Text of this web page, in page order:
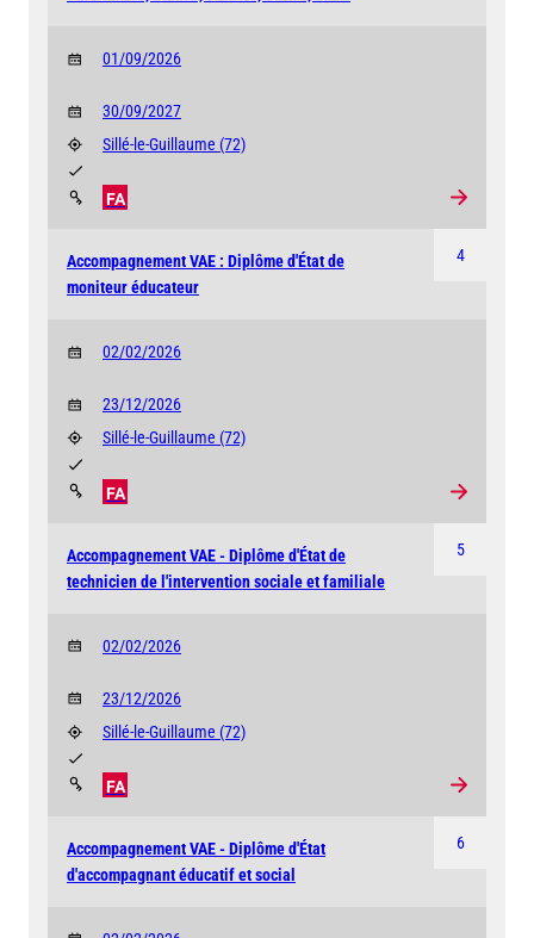
01/09/2026
30/09/2027
Sillé-le-Guillaume (72)
FA
4
Accompagnement VAE : Diplôme d'État de
moniteur éducateur
02/02/2026
23/12/2026
Sillé-le-Guillaume (72)
FA
5
Accompagnement VAE - Diplôme d'État de
technicien de l'intervention sociale et familiale
02/02/2026
23/12/2026
Sillé-le-Guillaume (72)
FA
6
Accompagnement VAE - Diplôme d'État
d'accompagnant éducatif et social